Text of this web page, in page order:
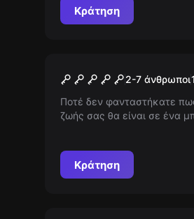
Κράτηση
Prison Break
2-7 άνθρωποι
Ποτέ δεν φανταστήκατε
ζωής σας θα είναι σε ένα
του ήλιου;
Κράτηση